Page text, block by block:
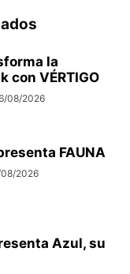
la
con VÉRTIGO
08/2026
FAUNA
2026
Azul, su